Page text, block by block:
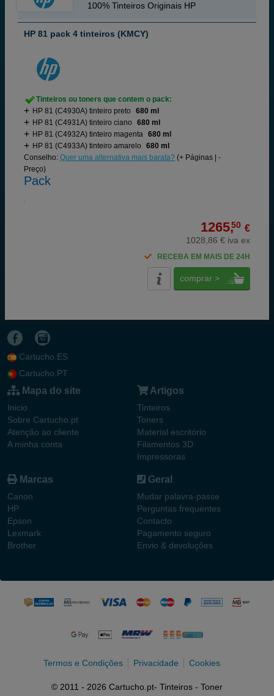
100% Tinteiros Originais HP
HP 81 pack 4 tinteiros (KMCY)
Tinteiros ou toners que contem o pack:
HP 81 (C4930A) tinteiro preto
680 ml
HP 81 (C4931A) tinteiro ciano
680 ml
HP 81 (C4932A) tinteiro magenta 680 ml
HP 81 (C4933A) tinteiro amarelo
680 ml
Conselho: Quer uma alternativa mais barata? (+ Páginas | -
Preço)
Pack
1265,50 €
1028,86 € iva ex
RECEBA EM MAIS DE 24H
comprar >
Cartucho.ES
Cartucho.PT
Mapa do site
Inicio
Sobre Cartucho.pt
Atenção ao cliente
A minha conta
Artigos
Tinteiros
Toners
Material escritório
Filamentos 3D
Impressoras
Marcas
Canon
HP
Epson
Lexmark
Brother
Geral
Mudar palavra-passe
Perguntas frequentes
Contacto
Pagamento seguro
Envio & devoluções
Termos e Condições Privacidade Cookies
© 2011 - 2026 Cartucho.pt- Tinteiros - Toner